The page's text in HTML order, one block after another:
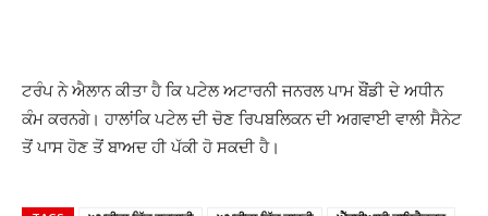
ਟਰੰਪ ਨੇ ਐਲਾਨ ਕੀਤਾ ਹੈ ਕਿ ਪਟੇਲ ਅਟਾਰਨੀ ਜਨਰਲ ਪਾਮ ਬੌਂਡੀ ਦੇ ਅਧੀਨ
ਕੰਮ ਕਰਨਗੇ। ਹਾਲਾਂਕਿ ਪਟੇਲ ਦੀ ਚੋਣ ਰਿਪਬਲਿਕਨ ਦੀ ਅਗਵਾਈ ਵਾਲੀ ਸੈਨੇਟ
ਤੋਂ ਪਾਸ ਹੋਣ ਤੋਂ ਬਾਅਦ ਹੀ ਪੱਕੀ ਹੋ ਸਕਦੀ ਹੈ।